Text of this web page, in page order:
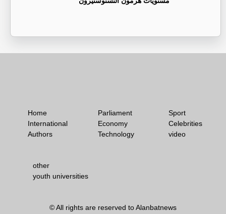
Home
International
Authors
Parliament
Economy
Technology
Sport
Celebrities
video
other
youth universities
© All rights are reserved to Alanbatnews